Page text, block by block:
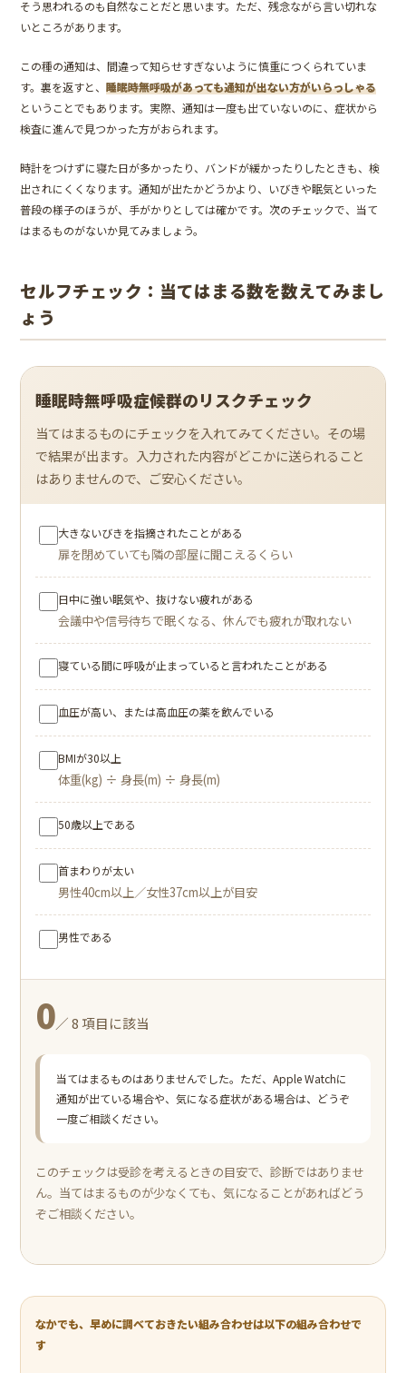
そう思われるのも自然なことだと思います。ただ、残念ながら言い切れな
いところがあります。
この種の通知は、間違って知らせすぎないように慎重につくられていま
す。裏を返すと、睡眠時無呼吸があっても通知が出ない方がいらっしゃる
ということでもあります。実際、通知は一度も出ていないのに、症状から
検査に進んで見つかった方がおられます。
時計をつけずに寝た日が多かったり、バンドが緩かったりしたときも、検
出されにくくなります。通知が出たかどうかより、いびきや眠気といった
普段の様子のほうが、手がかりとしては確かです。次のチェックで、当て
はまるものがないか見てみましょう。
セルフチェック：当てはまる数を数えてみまし
ょう
睡眠時無呼吸症候群のリスクチェック
当てはまるものにチェックを入れてみてください。その場
で結果が出ます。入力された内容がどこかに送られること
はありませんので、ご安心ください。
大きないびきを指摘されたことがある
扉を閉めていても隣の部屋に聞こえるくらい
日中に強い眠気や、抜けない疲れがある
会議中や信号待ちで眠くなる、休んでも疲れが取れない
寝ている間に呼吸が止まっていると言われたことがある
血圧が高い、または高血圧の薬を飲んでいる
BMIが30以上
体重(kg) ÷ 身長(m) ÷ 身長(m)
50歳以上である
首まわりが太い
男性40cm以上／女性37cm以上が目安
男性である
0／ 8 項目に該当
当てはまるものはありませんでした。ただ、Apple Watchに
通知が出ている場合や、気になる症状がある場合は、どうぞ
一度ご相談ください。
このチェックは受診を考えるときの目安で、診断ではありませ
ん。当てはまるものが少なくても、気になることがあればどう
ぞご相談ください。
なかでも、早めに調べておきたい組み合わせは以下の組み合わせで
す